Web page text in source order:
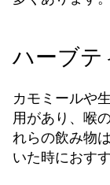
ハーブテ
カモミールや
用があり、喉
れらの飲み物
いた時におす